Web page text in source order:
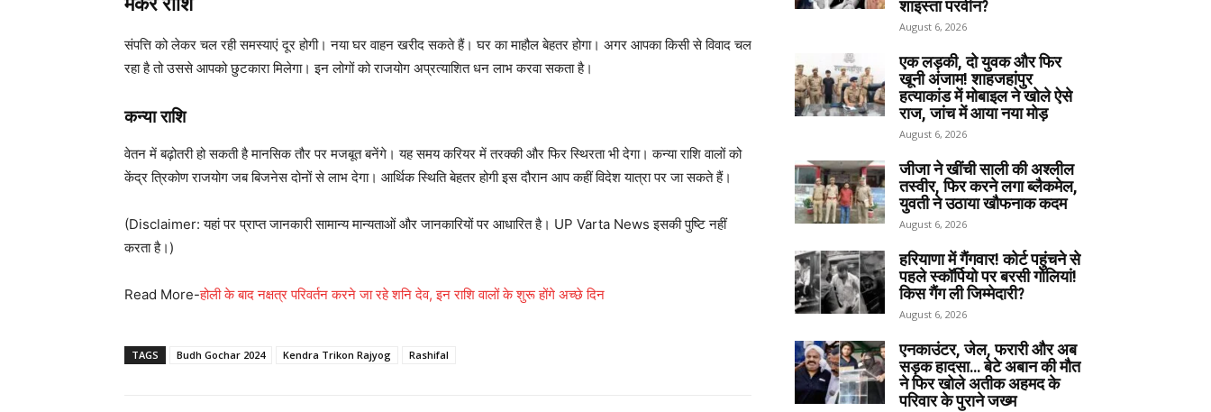
संपत्ति को लेकर चल रही समस्याएं दूर होगी। नया घर वाहन खरीद सकते हैं। घर का माहौल बेहतर होगा। अगर आपका किसी से विवाद चल
रहा है तो उससे आपको छुटकारा मिलेगा। इन लोगों को राजयोग अप्रत्याशित धन लाभ करवा सकता है।
कन्या राशि
वेतन में बढ़ोतरी हो सकती है मानसिक तौर पर मजबूत बनेंगे। यह समय करियर में तरक्की और फिर स्थिरता भी देगा। कन्या राशि वालों को
केंद्र त्रिकोण राजयोग जब बिजनेस दोनों से लाभ देगा। आर्थिक स्थिति बेहतर होगी इस दौरान आप कहीं विदेश यात्रा पर जा सकते हैं।
(Disclaimer: यहां पर प्राप्त जानकारी सामान्य मान्यताओं और जानकारियों पर आधारित है। UP Varta News इसकी पुष्टि नहीं
करता है।)
Read More-होली के बाद नक्षत्र परिवर्तन करने जा रहे शनि देव, इन राशि वालों के शुरू होंगे अच्छे दिन
TAGS Budh Gochar 2024 Kendra Trikon Rajyog Rashifal
शाइस्ता परवीन?
August 6, 2026
एक लड़की, दो युवक और फिर
खूनी अंजाम! शाहजहांपुर
हत्याकांड में मोबाइल ने खोले ऐसे
राज, जांच में आया नया मोड़
August 6, 2026
जीजा ने खींची साली की अश्लील
तस्वीर, फिर करने लगा ब्लैकमेल,
युवती ने उठाया खौफनाक कदम
August 6, 2026
हरियाणा में गैंगवार! कोर्ट पहुंचने से
पहले स्कॉर्पियो पर बरसी गोलियां!
किस गैंग ली जिम्मेदारी?
August 6, 2026
एनकाउंटर, जेल, फरारी और अब
सड़क हादसा… बेटे अबान की मौत
ने फिर खोले अतीक अहमद के
परिवार के पुराने जख्म